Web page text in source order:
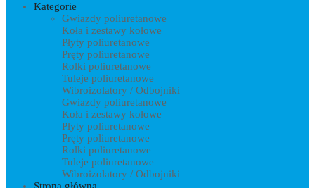
Kategorie
Gwiazdy poliuretanowe
Koła i zestawy kołowe
Płyty poliuretanowe
Pręty poliuretanowe
Rolki poliuretanowe
Tuleje poliuretanowe
Wibroizolatory / Odbojniki
Gwiazdy poliuretanowe
Koła i zestawy kołowe
Płyty poliuretanowe
Pręty poliuretanowe
Rolki poliuretanowe
Tuleje poliuretanowe
Wibroizolatory / Odbojniki